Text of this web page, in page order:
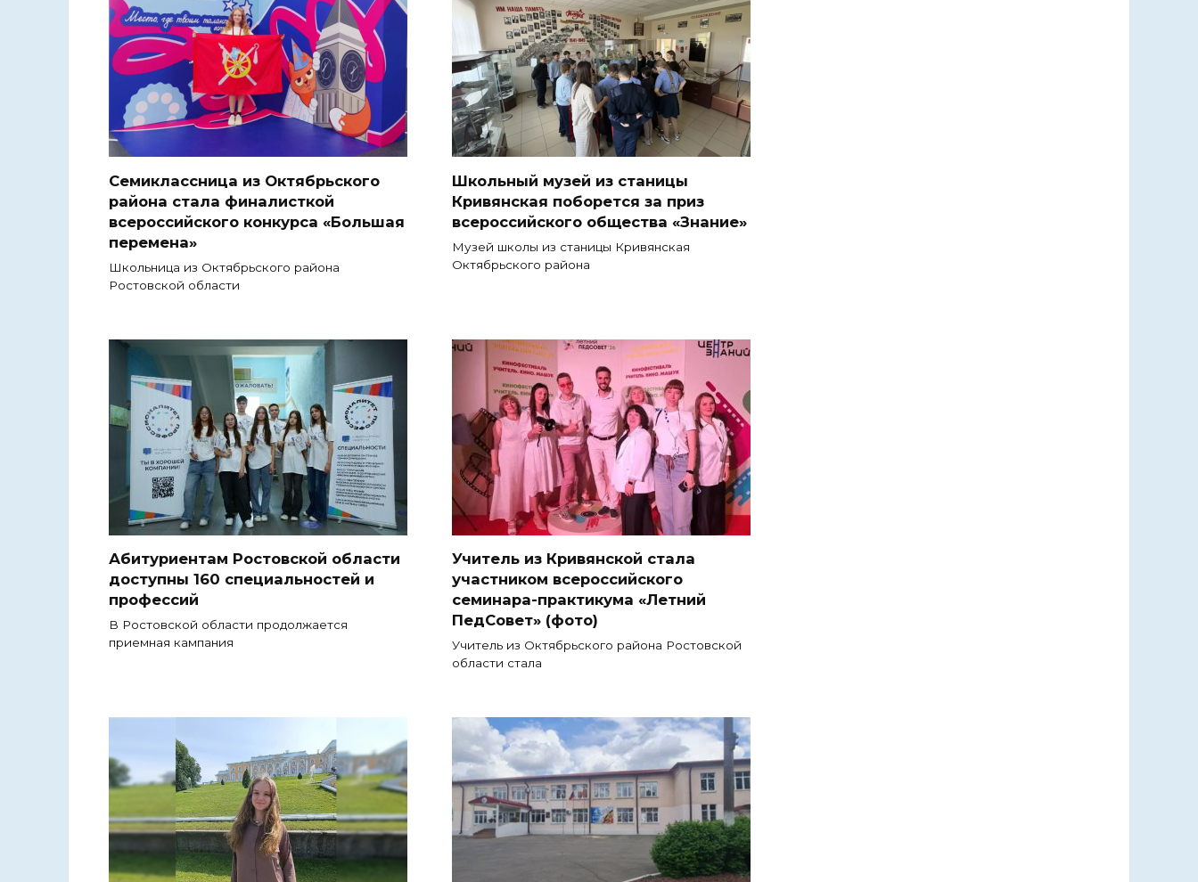
Семиклассница из Октябрьского
района стала финалисткой
всероссийского конкурса «Большая
перемена»
Школьница из Октябрьского района
Ростовской области
Школьный музей из станицы
Кривянская поборется за приз
всероссийского общества «Знание»
Музей школы из станицы Кривянская
Октябрьского района
Абитуриентам Ростовской области
доступны 160 специальностей и
профессий
В Ростовской области продолжается
приемная кампания
Учитель из Кривянской стала
участником всероссийского
семинара-практикума «Летний
ПедСовет» (фото)
Учитель из Октябрьского района Ростовской
области стала